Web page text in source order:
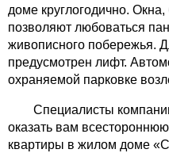
доме круглогодично.
позволяют любоваться
живописного побережья.
предусмотрен лифт.
охраняемой парковке
Специалисты
оказать вам
квартиры в жилом доме